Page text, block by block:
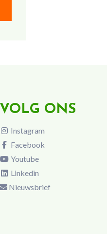
VOLG ONS
Instagram
Facebook
Youtube
Linkedin
Nieuwsbrief